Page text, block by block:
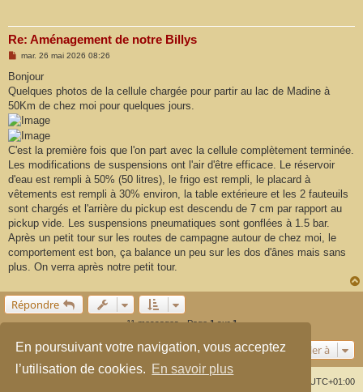
En poursuivant votre navigation, vous acceptez
l’utilisation de cookies. En savoir plus
Re: Aménagement de notre Billys
M
s
a
g
e
mar. 26 mai 2026 08:26
Bonjour
Quelques photos de la cellule chargée pour partir au lac de Madine à
50Km de chez moi pour quelques jours.
C'est la première fois que l'on part avec la cellule complètement terminée.
Les modifications de suspensions ont l'air d'être efficace. Le réservoir
d'eau est rempli à 50% (50 litres), le frigo est rempli, le placard à
vêtements est rempli à 30% environ, la table extérieure et les 2 fauteuils
sont chargés et l'arrière du pickup est descendu de 7 cm par rapport au
pickup vide. Les suspensions pneumatiques sont gonflées à 1.5 bar.
Après un petit tour sur les routes de campagne autour de chez moi, le
comportement est bon, ça balance un peu sur les dos d'ânes mais sans
plus. On verra après notre petit tour.
Répondre
11 messages • Page1sur1
Aller à
UTC+01:00